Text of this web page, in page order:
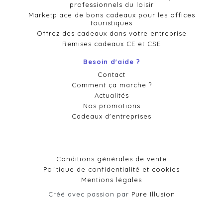
professionnels du loisir
Marketplace de bons cadeaux pour les offices
touristiques
Offrez des cadeaux dans votre entreprise
Remises cadeaux CE et CSE
Besoin d'aide ?
Contact
Comment ça marche ?
Actualités
Nos promotions
Cadeaux d'entreprises
Conditions générales de vente
Politique de confidentialité et cookies
Mentions légales
Créé avec passion par Pure Illusion